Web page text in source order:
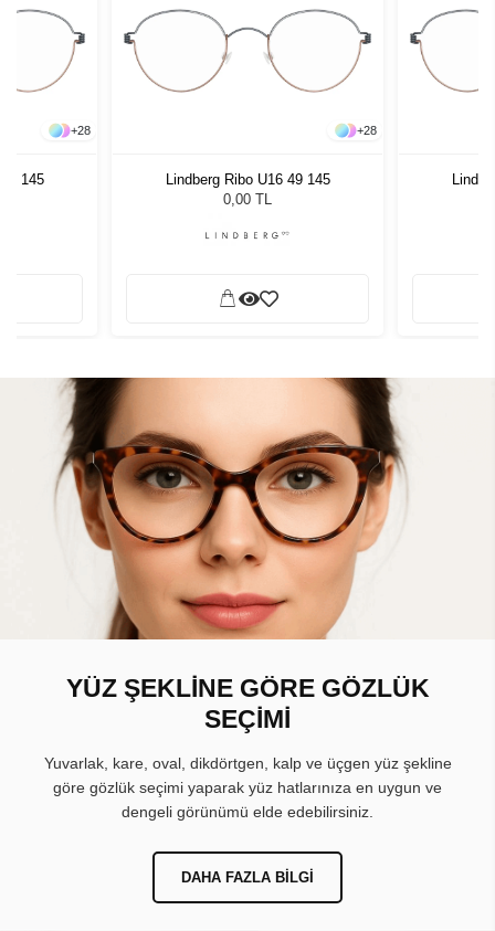
+28
145
+28
Lindberg Ribo U16 49 145
0,00 TL
YÜZ ŞEKLİNE GÖRE GÖZLÜK
SEÇİMİ
Yuvarlak, kare, oval, dikdörtgen, kalp ve üçgen yüz şekline
göre gözlük seçimi yaparak yüz hatlarınıza en uygun ve
dengeli görünümü elde edebilirsiniz.
DAHA FAZLA BILGI